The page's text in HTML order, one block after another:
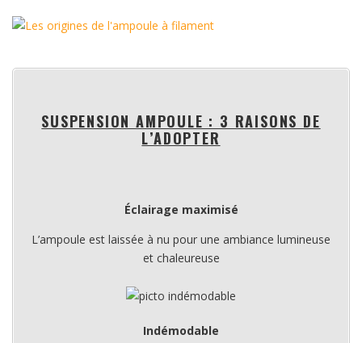
SUSPENSION AMPOULE : 3 RAISONS DE
L’ADOPTER
Éclairage maximisé
L’ampoule est laissée à nu pour une ambiance lumineuse
et chaleureuse
Indémodable